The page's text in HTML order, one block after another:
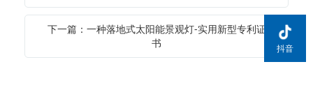
下一篇：一种落地式太阳能景观灯-实用新型专利证
书
抖音